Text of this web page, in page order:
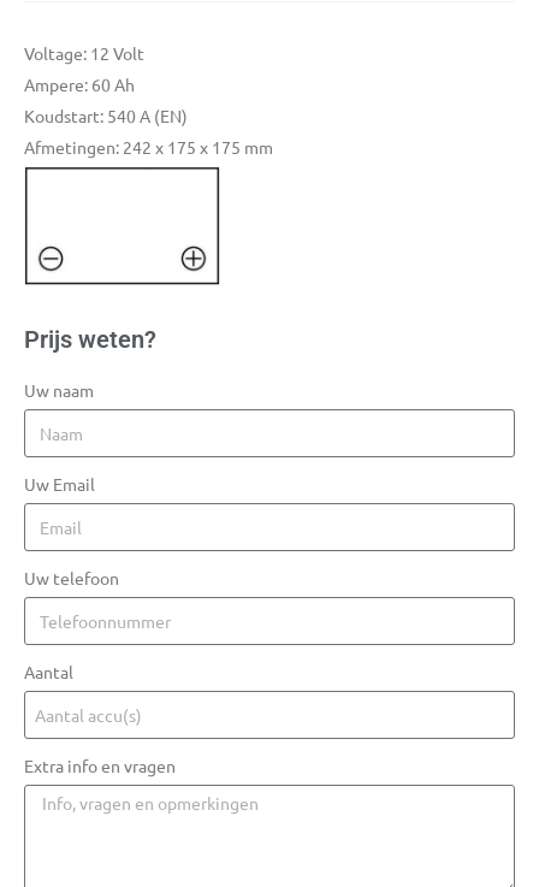
Voltage: 12 Volt
Ampere: 60 Ah
Koudstart: 540 A (EN)
Afmetingen: 242 x 175 x 175 mm
Prijs weten?
Uw naam
Uw Email
Uw telefoon
Aantal
Extra info en vragen